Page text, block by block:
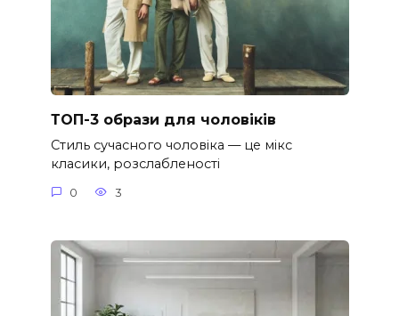
ТОП-3 образи для чоловіків
Стиль сучасного чоловіка — це мікс
класики, розслабленості
0 3